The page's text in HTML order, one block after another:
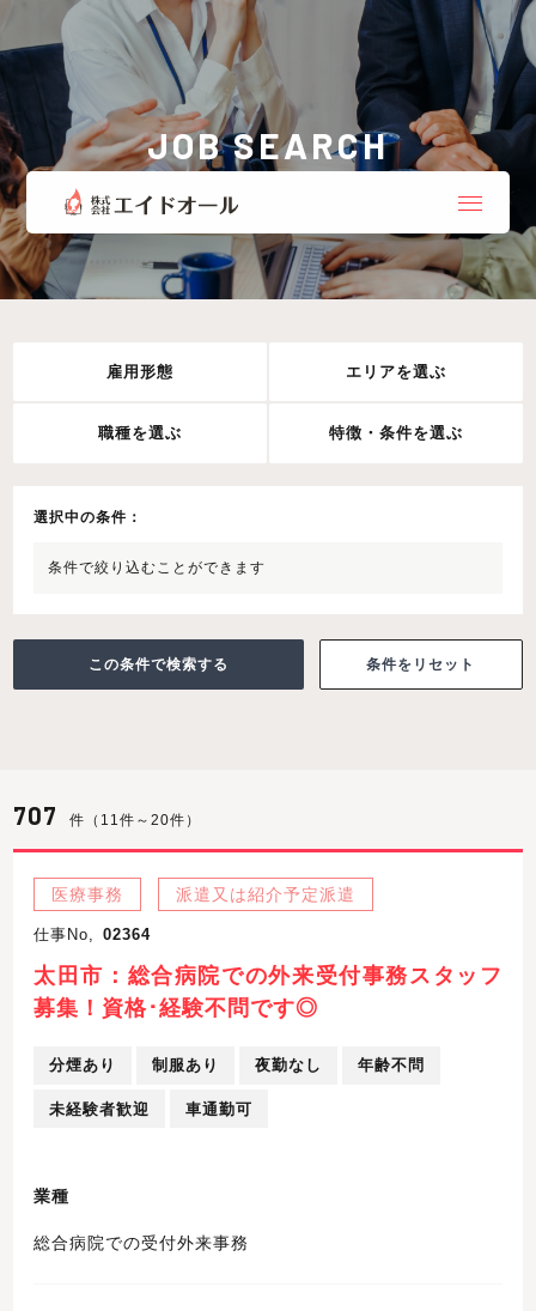
JOB SEARCH
雇用形態 エリアを選ぶ
職種を選ぶ 特徴・条件を選ぶ
選択中の条件：
条件で絞り込むことができます
条件をリセット
707 件（11件～20件）
医療事務 派遣又は紹介予定派遣
仕事No, 02364
太田市：総合病院での外来受付事務スタッフ
募集！資格･経験不問です◎
分煙あり 制服あり 夜勤なし 年齢不問
未経験者歓迎 車通勤可
業種
総合病院での受付外来事務